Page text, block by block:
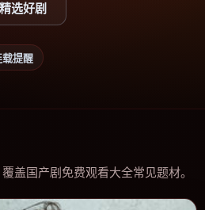
选好剧
载提醒
盖国产剧免费观看大全常见题材。